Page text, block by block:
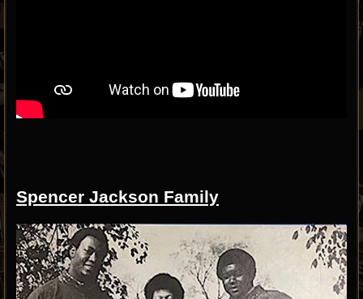
Spencer Jackson Family